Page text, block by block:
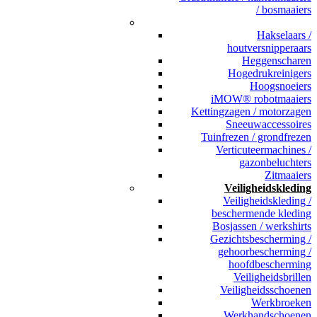
/ bosmaaiers
Hakselaars /
houtversnipperaars
Heggenscharen
Hogedrukreinigers
Hoogsnoeiers
iMOW® robotmaaiers
Kettingzagen / motorzagen
Sneeuwaccessoires
Tuinfrezen / grondfrezen
Verticuteermachines /
gazonbeluchters
Zitmaaiers
Veiligheidskleding
Veiligheidskleding /
beschermende kleding
Bosjassen / werkshirts
Gezichtsbescherming /
gehoorbescherming /
hoofdbescherming
Veiligheidsbrillen
Veiligheidsschoenen
Werkbroeken